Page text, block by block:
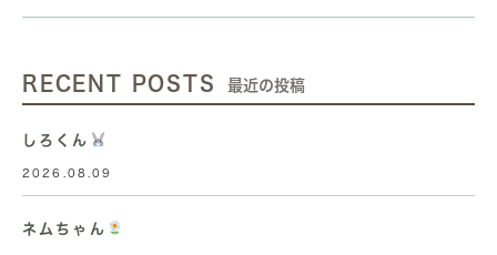
RECENT POSTS 最近の投稿
しろくん
2026.08.09
ネムちゃん